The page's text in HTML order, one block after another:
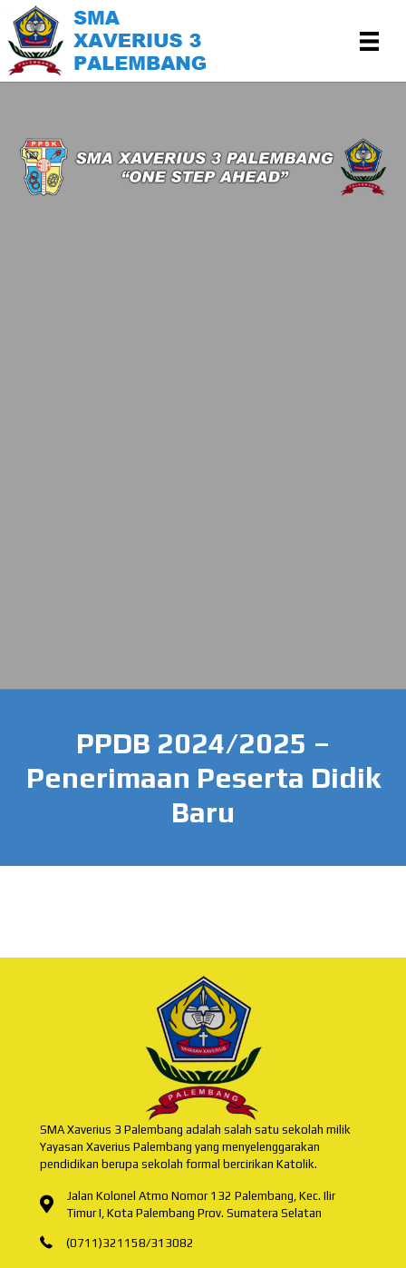
PPDB 2024/2025 –
Penerimaan Peserta Didik
Baru
SMA Xaverius 3 Palembang adalah salah satu sekolah milik
Yayasan Xaverius Palembang yang menyelenggarakan
pendidikan berupa sekolah formal bercirikan Katolik.
Jalan Kolonel Atmo Nomor 132 Palembang, Kec. Ilir
Timur I, Kota Palembang Prov. Sumatera Selatan
(0711)321158/313082